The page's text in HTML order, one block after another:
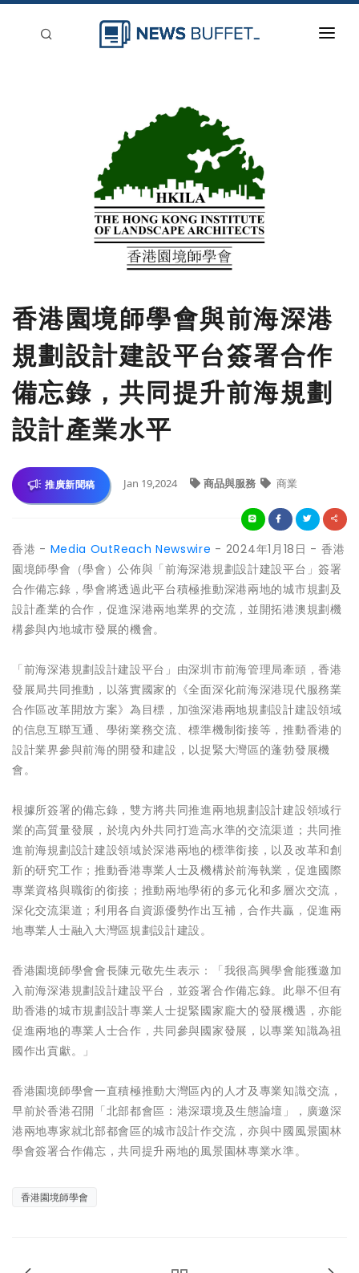
香港園境師學會與前海深港
規劃設計建設平台簽署合作
備忘錄，共同提升前海規劃
設計產業水平
推廣新聞稿 Jan 19,2024 商品與服務 商業
香港 - Media OutReach Newswire - 2024年1月18日 - 香港
園境師學會（學會）公佈與「前海深港規劃設計建設平台」簽署
合作備忘錄，學會將透過此平台積極推動深港兩地的城市規劃及
設計產業的合作，促進深港兩地業界的交流，並開拓港澳規劃機
構參與內地城市發展的機會。
「前海深港規劃設計建設平台」由深圳市前海管理局牽頭，香港
發展局共同推動，以落實國家的《全面深化前海深港現代服務業
合作區改革開放方案》為目標，加強深港兩地規劃設計建設領域
的信息互聯互通、學術業務交流、標準機制銜接等，推動香港的
設計業界參與前海的開發和建設，以捉緊大灣區的蓬勃發展機
會。
根據所簽署的備忘錄，雙方將共同推進兩地規劃設計建設領域行
業的高質量發展，於境內外共同打造高水準的交流渠道；共同推
進前海規劃設計建設領域於深港兩地的標準銜接，以及改革和創
新的研究工作；推動香港專業人士及機構於前海執業，促進國際
專業資格與職銜的銜接；推動兩地學術的多元化和多層次交流，
深化交流渠道；利用各自資源優勢作出互補，合作共贏，促進兩
地專業人士融入大灣區規劃設計建設。
香港園境師學會會長陳元敬先生表示：「我很高興學會能獲邀加
入前海深港規劃設計建設平台，並簽署合作備忘錄。此舉不但有
助香港的城市規劃設計專業人士捉緊國家龐大的發展機遇，亦能
促進兩地的專業人士合作，共同參與國家發展，以專業知識為祖
國作出貢獻。」
香港園境師學會一直積極推動大灣區內的人才及專業知識交流，
早前於香港召開「北部都會區：港深環境及生態論壇」，廣邀深
港兩地專家就北部都會區的城市設計作交流，亦與中國風景園林
學會簽署合作備忘，共同提升兩地的風景園林專業水準。
香港園境師學會